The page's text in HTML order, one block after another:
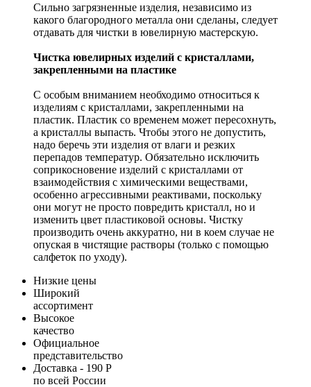
Сильно загрязненные изделия, независимо из
какого благородного металла они сделаны, следует
отдавать для чистки в ювелирную мастерскую.
Чистка ювелирных изделий с кристаллами,
закрепленными на пластике
С особым вниманием необходимо относиться к
изделиям с кристаллами, закрепленными на
пластик. Пластик со временем может пересохнуть,
а кристаллы выпасть. Чтобы этого не допустить,
надо беречь эти изделия от влаги и резких
перепадов температур. Обязательно исключить
соприкосновение изделий с кристаллами от
взаимодействия с химическими веществами,
особенно агрессивными реактивами, поскольку
они могут не просто повредить кристалл, но и
изменить цвет пластиковой основы. Чистку
производить очень аккуратно, ни в коем случае не
опуская в чистящие растворы (только с помощью
салфеток по уходу).
Низкие цены
Широкий
ассортимент
Высокое
качество
Официальное
представительство
Доставка - 190 Р
по всей России